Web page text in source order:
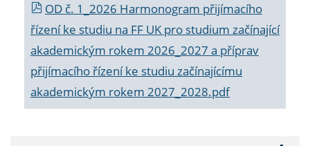
OD č. 1_2026 Harmonogram přijímacího
řízení ke studiu na FF UK pro studium začínající
akademickým rokem 2026_2027 a příprav
přijímacího řízení ke studiu začínajícímu
akademickým rokem 2027_2028.pdf